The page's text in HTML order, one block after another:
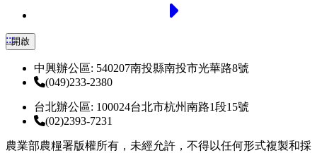
:::開啟
中興辦公區: 540207南投縣南投市光華路8號
(049)233-2380
台北辦公區: 100024台北市杭州南路1段15號
(02)2393-7231
農業部農糧署版權所有，未經允許，不得以任何形式複製和採